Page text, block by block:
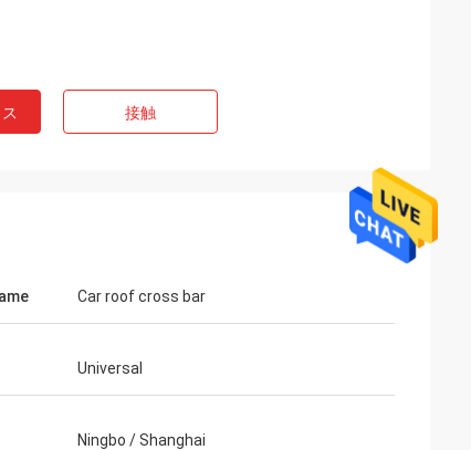
接触
Car roof cross bar
Universal
Ningbo / Shanghai